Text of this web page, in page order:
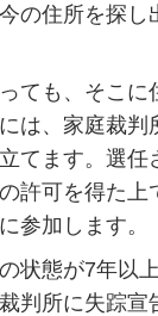
の住所を探し
ても、そこに
は、家庭裁判
てます。選任
許可を得た上
参加します。
状態が7年以
判所に失踪宣